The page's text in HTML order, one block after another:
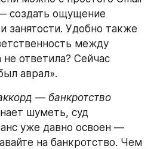
создать ощущение
занятости. Удобно также
между
не ответила? Сейчас
аврал».
— банкротство
шуметь, суд
уже давно освоен —
на банкротство. Чем